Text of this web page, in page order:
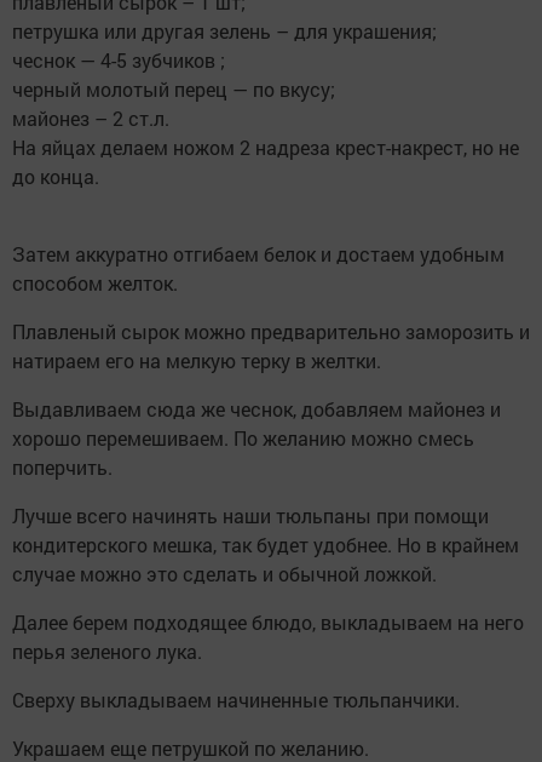
петрушка или другая зелень – для украшения;
чеснок — 4-5 зубчиков ;
черный молотый перец — по вкусу;
майонез – 2 ст.л.
На яйцах делаем ножом 2 надреза крест-накрест, но не
до конца.
Затем аккуратно отгибаем белок и достаем удобным
способом желток.
Плавленый сырок можно предварительно заморозить и
натираем его на мелкую терку в желтки.
Выдавливаем сюда же чеснок, добавляем майонез и
хорошо перемешиваем. По желанию можно смесь
поперчить.
Лучше всего начинять наши тюльпаны при помощи
кондитерского мешка, так будет удобнее. Но в крайнем
случае можно это сделать и обычной ложкой.
Далее берем подходящее блюдо, выкладываем на него
перья зеленого лука.
Сверху выкладываем начиненные тюльпанчики.
Украшаем еще петрушкой по желанию.